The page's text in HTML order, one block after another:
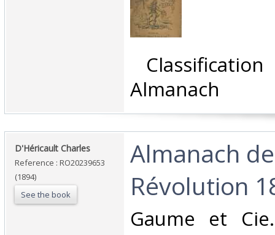
Almanach‎
‎D'Héricault Charles‎
Reference : RO20239653
(1894)
See the book
‎Almanach
Révolution
‎Gaume et